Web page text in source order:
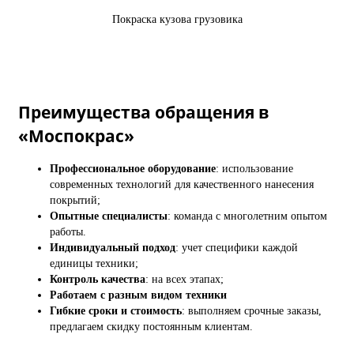
Покраска кузова грузовика
Преимущества обращения в
«Моспокрас»
Профессиональное оборудование: использование
современных технологий для качественного нанесения
покрытий;
Опытные специалисты: команда с многолетним опытом
работы.
Индивидуальный подход: учет специфики каждой
единицы техники;
Контроль качества: на всех этапах;
Работаем с разным видом техники
Гибкие сроки и стоимость: выполняем срочные заказы,
предлагаем скидку постоянным клиентам.